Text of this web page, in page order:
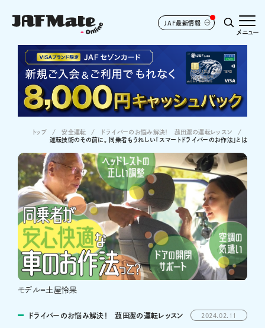
JAF最新情報
メニュー
トップ 安全運転
ドライバーのお悩み解決！ 菰田潔の運転レッスン
運転技術のその前に。 同乗者もうれしい「スマートドライバーのお作法」とは
モデル＝土屋怜果
ドライバーのお悩み解決！ 菰田潔の運転レッスン 2024.02.11